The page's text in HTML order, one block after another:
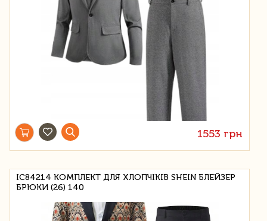
1553 грн
IC84214 КОМПЛЕКТ ДЛЯ ХЛОПЧІКІВ SHEIN БЛЕЙЗЕР
БРЮКИ (26) 140